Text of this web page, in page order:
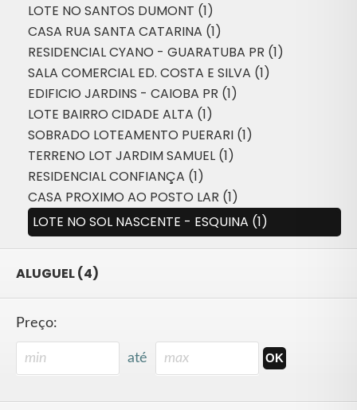
LOTE NO SANTOS DUMONT (1)
CASA RUA SANTA CATARINA (1)
RESIDENCIAL CYANO - GUARATUBA PR (1)
SALA COMERCIAL ED. COSTA E SILVA (1)
EDIFICIO JARDINS - CAIOBA PR (1)
LOTE BAIRRO CIDADE ALTA (1)
SOBRADO LOTEAMENTO PUERARI (1)
TERRENO LOT JARDIM SAMUEL (1)
RESIDENCIAL CONFIANÇA (1)
CASA PROXIMO AO POSTO LAR (1)
LOTE NO SOL NASCENTE - ESQUINA (1)
ALUGUEL (4)
Preço:
até